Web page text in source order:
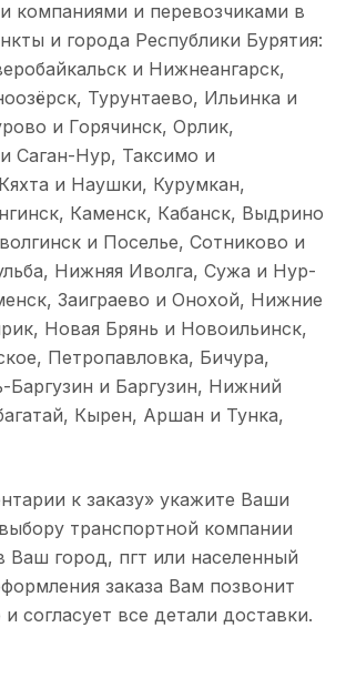
компаниями и перевозчиками в
и города Республики Бурятия:
и Нижнеангарск,
Турунтаево, Ильинка и
и Горячинск, Орлик,
Саган-Нур, Таксимо и
и Наушки, Курумкан,
Каменск, Кабанск, Выдрино
и Поселье, Сотниково и
Нижняя Иволга, Сужа и Нур-
Заиграево и Онохой, Нижние
Новая Брянь и Новоильинск,
Петропавловка, Бичура,
Баргузин и Баргузин, Нижний
Кырен, Аршан и Тунка,
к заказу» укажите Ваши
транспортной компании
Ваш город, пгт или населенный
заказа Вам позвонит
согласует все детали доставки.